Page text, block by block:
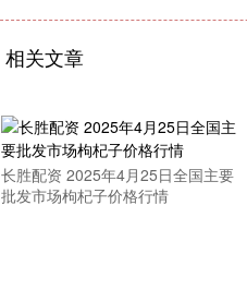
相关文章
长胜配资 2025年4月25日全国主要
批发市场枸杞子价格行情